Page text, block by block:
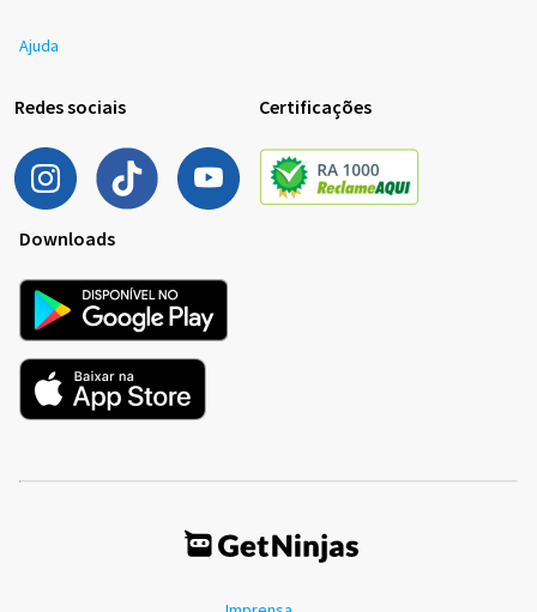
Ajuda
Redes sociais Certificações
Downloads